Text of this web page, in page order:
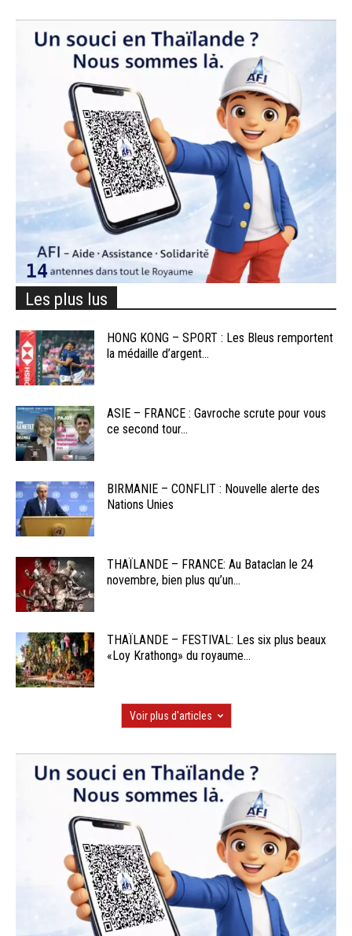
Les plus lus
HONG KONG – SPORT : Les Bleus remportent
la médaille d’argent...
ASIE – FRANCE : Gavroche scrute pour vous
ce second tour...
BIRMANIE – CONFLIT : Nouvelle alerte des
Nations Unies
THAÏLANDE – FRANCE: Au Bataclan le 24
novembre, bien plus qu’un...
THAÏLANDE – FESTIVAL: Les six plus beaux
«Loy Krathong» du royaume...
Voir plus d'articles